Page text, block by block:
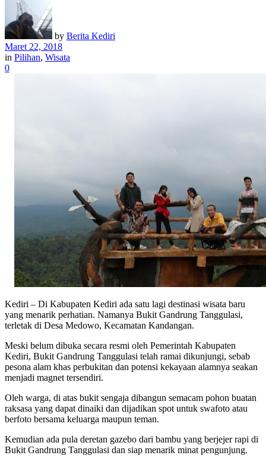
by Berita Kediri
Maret 22, 2018
in Pilihan, Wisata
0
Kediri – Di Kabupaten Kediri ada satu lagi destinasi wisata baru
yang menarik perhatian. Namanya Bukit Gandrung Tanggulasi,
terletak di Desa Medowo, Kecamatan Kandangan.
Meski belum dibuka secara resmi oleh Pemerintah Kabupaten
Kediri, Bukit Gandrung Tanggulasi telah ramai dikunjungi, sebab
pesona alam khas perbukitan dan potensi kekayaan alamnya seakan
menjadi magnet tersendiri.
Oleh warga, di atas bukit sengaja dibangun semacam pohon buatan
raksasa yang dapat dinaiki dan dijadikan spot untuk swafoto atau
berfoto bersama keluarga maupun teman.
Kemudian ada pula deretan gazebo dari bambu yang berjejer rapi di
Bukit Gandrung Tanggulasi dan siap menarik minat pengunjung.